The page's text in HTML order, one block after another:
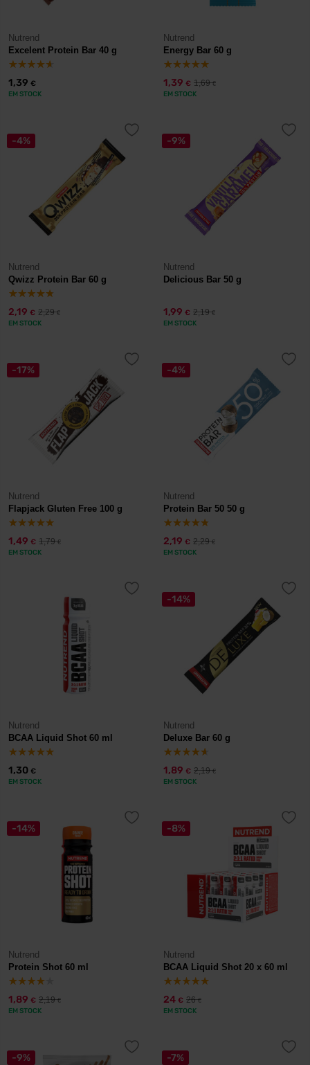
Nutrend
Excelent Protein Bar 40 g
1,39 €
EM STOCK
Nutrend
Energy Bar 60 g
1,39 € 1,69€
EM STOCK
-4%
Nutrend
Qwizz Protein Bar 60 g
2,19 € 2,29€
EM STOCK
-9%
Nutrend
Delicious Bar 50 g
1,99 € 2,19€
EM STOCK
-17%
Nutrend
Flapjack Gluten Free 100 g
1,49 € 1,79€
EM STOCK
-4%
Nutrend
Protein Bar 50 50 g
2,19 € 2,29€
EM STOCK
Nutrend
BCAA Liquid Shot 60 ml
1,30 €
EM STOCK
-14%
Nutrend
Deluxe Bar 60 g
1,89 € 2,19€
EM STOCK
-14%
Nutrend
Protein Shot 60 ml
1,89 € 2,19€
EM STOCK
-8%
Nutrend
BCAA Liquid Shot 20 x 60 ml
24 € 26€
EM STOCK
-9% -7%